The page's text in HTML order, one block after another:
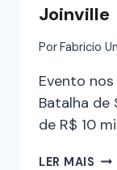
Joinville
PorFabricio
Evento
Batalha de
de R$ 10
LER MAIS